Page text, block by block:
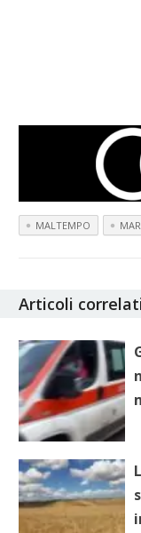
MALTEMPO
Articoli